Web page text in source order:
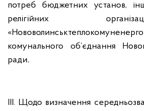
потреб бюджетних установ,
релігійних
комунального об’єднання
ради.
ІІІ. Щодо визначення